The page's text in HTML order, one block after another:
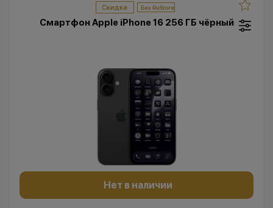
Скидка
Смартфон Apple iPhone 16 256 ГБ чёрный
Нет в наличии